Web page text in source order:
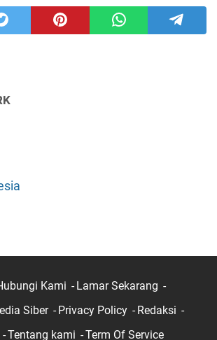
Kami
Lamar Sekarang
Siber
Privacy Policy
Redaksi
Tentang kami Term Of Service